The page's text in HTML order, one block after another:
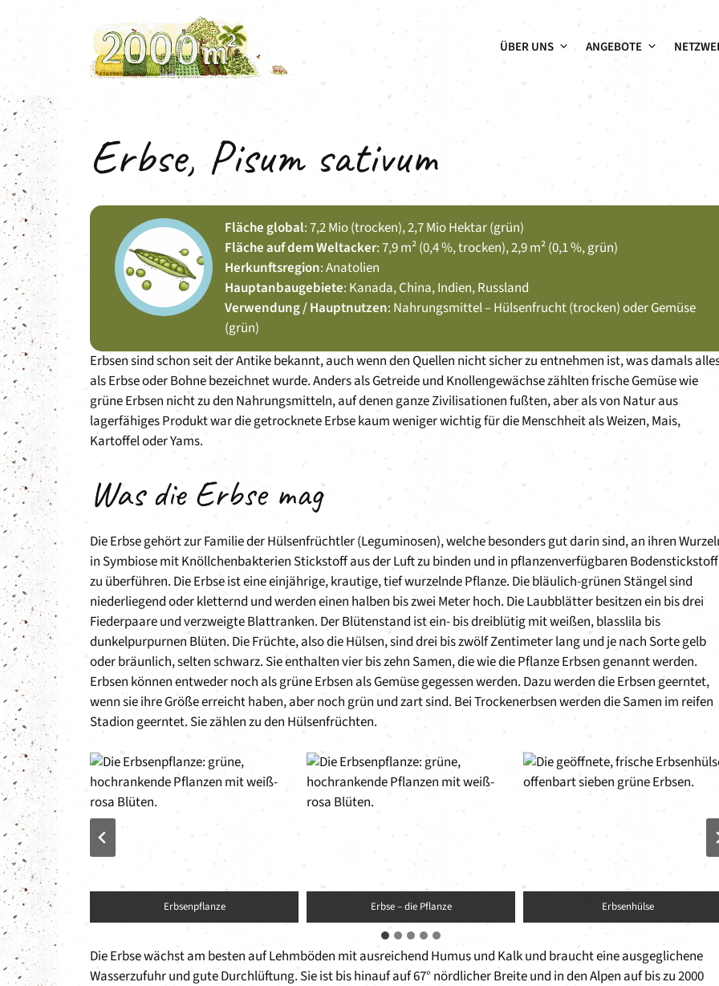
ÜBER UNS ANGEBOTE
Erbse, Pisum sativum
Fläche global: 7,2 Mio (trocken), 2,7 Mio Hektar (grün)
Fläche auf dem Weltacker: 7,9 m² (0,4 %, trocken), 2,9 m² (0,1 %, grün)
Herkunftsregion: Anatolien
Hauptanbaugebiete: Kanada, China, Indien, Russland
Verwendung / Hauptnutzen: Nahrungsmittel – Hülsenfrucht (trocken) oder Gemüse
(grün)
Erbsen sind schon seit der Antike bekannt, auch wenn den Quellen nicht sicher zu entnehmen ist, was damals
als Erbse oder Bohne bezeichnet wurde. Anders als Getreide und Knollengewächse zählten frische Gemüse wie
grüne Erbsen nicht zu den Nahrungsmitteln, auf denen ganze Zivilisationen fußten, aber als von Natur aus
lagerfähiges Produkt war die getrocknete Erbse kaum weniger wichtig für die Menschheit als Weizen, Mais,
Kartoffel oder Yams.
Was die Erbse mag
Die Erbse gehört zur Familie der Hülsenfrüchtler (Leguminosen), welche besonders gut darin sind, an ihren
in Symbiose mit Knöllchenbakterien Stickstoff aus der Luft zu binden und in pflanzenverfügbaren Bodenstickstoff
zu überführen. Die Erbse ist eine einjährige, krautige, tief wurzelnde Pflanze. Die bläulich-grünen Stängel sind
niederliegend oder kletternd und werden einen halben bis zwei Meter hoch. Die Laubblätter besitzen ein bis drei
Fiederpaare und verzweigte Blattranken. Der Blütenstand ist ein- bis dreiblütig mit weißen, blasslila bis
dunkelpurpurnen Blüten. Die Früchte, also die Hülsen, sind drei bis zwölf Zentimeter lang und je nach Sorte gelb
oder bräunlich, selten schwarz. Sie enthalten vier bis zehn Samen, die wie die Pflanze Erbsen genannt werden.
Erbsen können entweder noch als grüne Erbsen als Gemüse gegessen werden. Dazu werden die Erbsen geerntet,
wenn sie ihre Größe erreicht haben, aber noch grün und zart sind. Bei Trockenerbsen werden die Samen im reifen
Stadion geerntet. Sie zählen zu den Hülsenfrüchten.
Erbsenpflanze Erbse – die Pflanze Erbsenhülse
Die Erbse wächst am besten auf Lehmböden mit ausreichend Humus und Kalk und braucht eine ausgeglichene
Wasserzufuhr und gute Durchlüftung. Sie ist bis hinauf auf 67° nördlicher Breite und in den Alpen auf bis zu 2000